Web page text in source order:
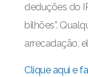
deduções do
bilhões”.
arrecadação,
Clique aqui e